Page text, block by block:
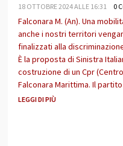
18 OTTOBRE 2024 ALLE 16:31 0
Falconara M. (An). Una
anche i nostri territori
finalizzati alla
È la proposta di Sinistra
costruzione di un Cpr
Falconara Marittima. Il partito
LEGGI DI PIÙ